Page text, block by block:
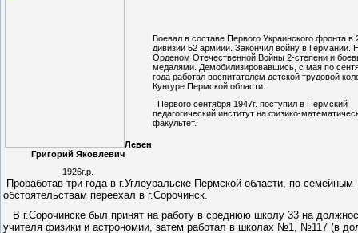
Левен
Григорий Яковлевич
1926г.р.
Воевал в составе Первого Украинского фронта в
дивизии 52 армиии. Закончил войну в Германии.
Орденом Отечественной Войны 2-степени и
медалями. Демобилизировавшись, с мая по
года работал воспитателем детской трудовой
Кунгуре Пермской области.
Первого сентября 1947г. поступил в Пермский
педагогический институт на физико-
факультет.
Проработав три года в г.Углеуральске Пермской области, по семейным
обстоятельствам переехал в г.Сорочинск.
В г.Сорочинске был принят на работу в среднюю школу 33 на
учителя физики и астрономии, затем работал в школах №1, №117 (в